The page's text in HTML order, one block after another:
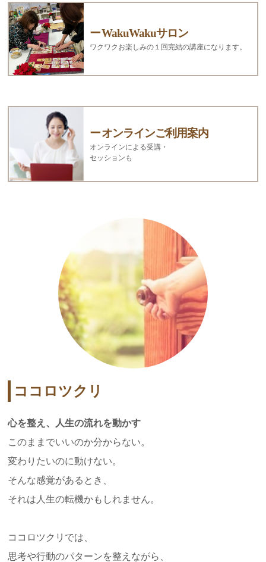
WakuWakuサロン
ワクワクお楽しみの１回完結の講座になります。
オンラインご利用案内
オンラインによる受講・
セッションも
ココロツクリ
心を整え、人生の流れを動かす
このままでいいのか分からない。
変わりたいのに動けない。
そんな感覚があるとき、
それは人生の転機かもしれません。
ココロツクリでは、
思考や行動のパターンを整えながら、